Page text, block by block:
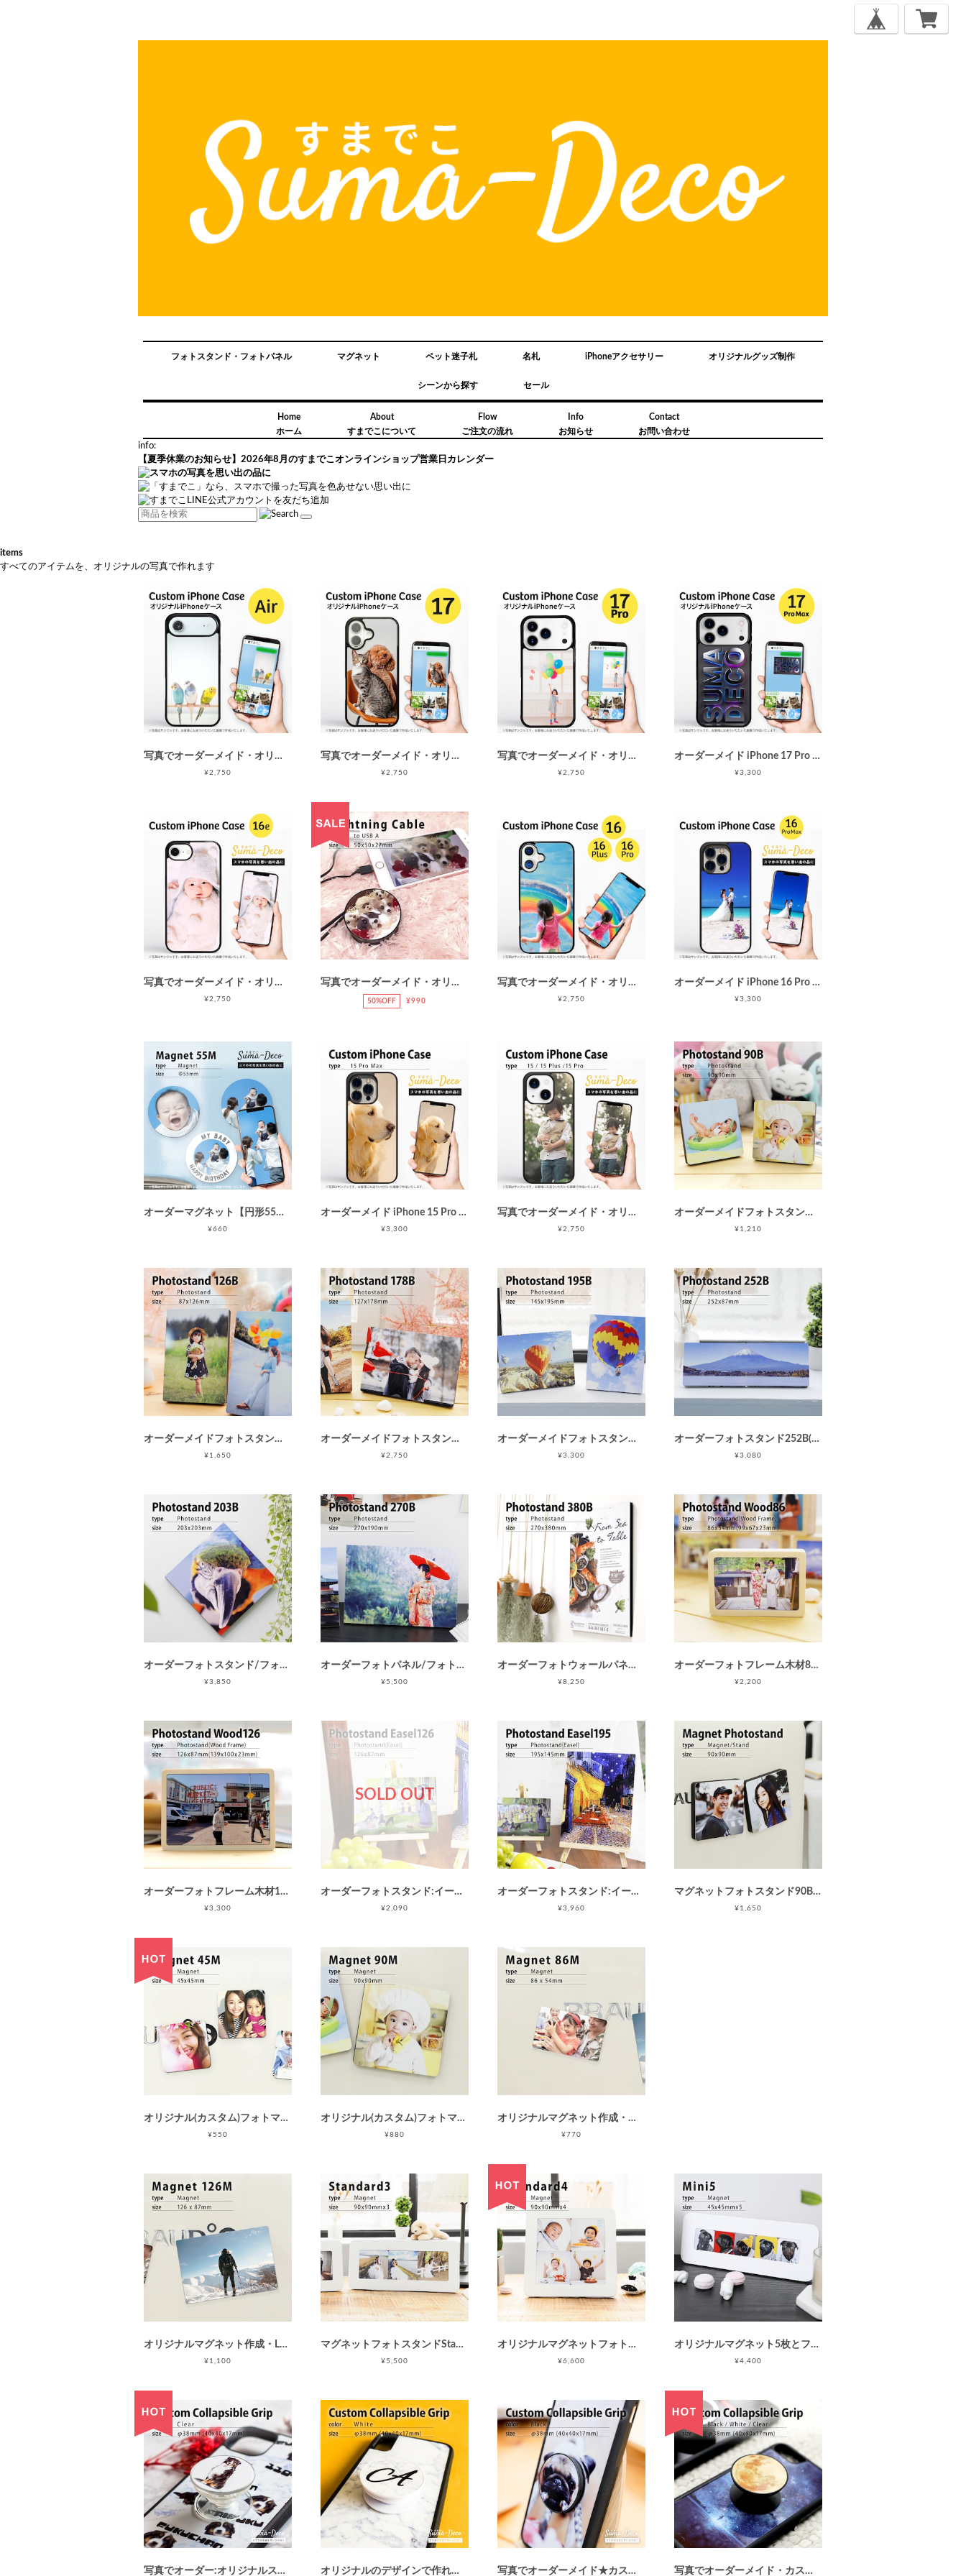
フォトスタンド・フォトパネル マグネット ペット迷子札 名札 iPhoneアクセサリー オリジナルグッズ制作
シーンから探す セール
Home
ホーム
About
すまでこについて
Flow
ご注文の流れ
Info
お知らせ
Contact
お問い合わせ
info:
【夏季休業のお知らせ】2026年8月のすまでこオンラインショップ営業日カレンダー
items
すべてのアイテムを、オリジナルの写真で作れます
写真でオーダーメイド・オリジナルiPhone Air ケース(カバー) /カスタムオーダー/ソフト・ハードハイブリッドiPhoneケース/写真プリント/指紋防止
¥2,750
写真でオーダーメイド・オリジナルiPhone 17ケース(カバー) /カスタムオーダー/ソフト・ハードハイブリッドiPhoneケース/写真プリント/指紋防止
¥2,750
写真でオーダーメイド・オリジナルiPhone17 Pro ケース(カバー) /カスタムオーダー/ソフト・ハードハイブリッドiPhoneケース/写真プリント/指紋防止
¥2,750
オーダーメイド iPhone 17 Pro Maxケース (iPhoneカバー) / カスタムオーダー / ソフト・ハードハイブリッドiPhoneケース/写真プリント/指紋防止 / 父の日 / 母の日 / 敬老の日
¥3,300
写真でオーダーメイド・オリジナルiPhone 16e ケース(カバー) /カスタムオーダー/ソフト・ハードハイブリッドiPhoneケース/写真プリント/指紋防止
¥2,750
写真でオーダーメイド・オリジナルLightning-USB(A) [卒業プレゼントに] 充電・データ転送ケーブル / 巻き取りケーブル / リール式ケーブル / カスタムオーダー / 写真プリント / ライトニングケーブル / iPhone用ケーブル
50%OFF ¥990
写真でオーダーメイド・オリジナルiPhone16 / 16 Pro / 16 Plus ケース(カバー) /カスタムオーダー/ソフト・ハードハイブリッドiPhoneケース/写真プリント/指紋防止
¥2,750
オーダーメイド iPhone 16 Pro Maxケース (iPhoneカバー) / カスタムオーダー / ソフト・ハードハイブリッドiPhoneケース/写真プリント/指紋防止
¥3,300
オーダーマグネット【円形55M】(直径55mm正円) ラウンド型カスタムマグネット/グリッター入りアルミマグネット/1枚から注文OK/マグネット印刷/マグネット制作/オリジナルマグネット作成/スマホの写真でマグネットが作れる！/アルミプレートで丈夫 / 母の日 父の日 敬老の日
¥660
オーダーメイド iPhone 15 Pro Maxケース (iPhoneカバー) / カスタムオーダー / ソフト・ハードハイブリッドiPhoneケース/写真プリント/指紋防止
¥3,300
写真でオーダーメイド・オリジナルiPhone15 / 15 Pro / 15 Plus ケース(カバー) /カスタムオーダー/ソフト・ハードハイブリッドiPhoneケース/写真プリント/指紋防止
¥2,750
オーダーメイドフォトスタンド90B(正方形/S/枠なし)/Instagram印刷などに最適 / ラメフォトプリント / キラキラ / オンラインフォトプリント / 母の日 父の日 敬老の日
¥1,210
オーダーメイドフォトスタンド126B(L判相当/枠なし) フォトパネル | フォトプリント | ラメ / グリッター 写真プリント / 母の日 父の日 敬老の日
¥1,650
オーダーメイドフォトスタンド178B(2L判相当/枠なし) フォトパネル | 写真プリント | グリッター /ラメフォトプリントサービス / 記念日のプレゼント / 父の日 / 母の日 / 敬老の日 / こどもの日
¥2,750
オーダーメイドフォトスタンド195B(195mm x 145mm / 枠なし / A5より少し小さいサイズ) フォトパネル | フォトプリント | ラメ・グリッター加工 写真プリント / 母の日 父の日 敬老の日
¥3,300
オーダーフォトスタンド252B(パノラマ/P判サイズ/枠なし)/パノラマサイズのフォトプリント | フォトパネル | 写真プリント
¥3,080
オーダーフォトスタンド/フォトウォールパネル203B(正方形/L/枠なし/壁掛け兼用) / アートパネル / ネットフォトプリント / ラメあり / 母の日 父の日 敬老の日
¥3,850
オーダーフォトパネル/フォトスタンド270B(A4-/枠なし)/写真のネットプリント/アートパネル / 母の日 父の日 敬老の日
¥5,500
オーダーフォトウォールパネル/アートパネル380B(3L/八ツ切サイズ/枠なし/壁掛けタイプ)結婚式/ウェディング/ウェルカムボード/写真プリント
¥8,250
オーダーフォトフレーム木材86(木目フレームS)/ウッドフォトフレーム/写真プリント / 父の日 母の日 敬老の日
¥2,200
オーダーフォトフレーム木材126(木目フレームM/L判相当)/ウッドフォトフレーム/写真プリント / 母の日 父の日 敬老の日
¥3,300
SOLD OUT
オーダーフォトスタンド:イーゼル126(Sサイズ/L判相当/126×87mm)/写真プリント
¥2,090
オーダーフォトスタンド:イーゼル195(Lサイズ/195×145mm)/オンライン写真プリント
¥3,960
マグネットフォトスタンド90BM(マグネット付フォトスタンド/90×90mm正方形)/Instagram印刷などに最適 / 母の日 父の日 敬老の日
¥1,650
オリジナル(カスタム)フォトマグネット45M(45×45mm正方形)/Instagram印刷などに最適 / 母の日 父の日 敬老の日
¥550
オリジナル(カスタム)フォトマグネット90M(90×90mm正方形)/Instagram印刷などに最適
¥880
オリジナルマグネット作成・名刺サイズ86M(86×54mm)/マグネット印刷/スマホの写真でマグネットが作れる！/アルミプレートで丈夫 / 母の日 父の日 敬老の日
¥770
オリジナルマグネット作成・L判写真サイズ126M(126×87mm)/マグネット印刷/アルミプレートで丈夫 / 母の日 父の日 敬老の日
¥1,100
マグネットフォトスタンドStandard3(ホワイトフォトフレーム/90x90mmマグネット3枚セット)/Instagram印刷などに最適/オンラインプリント/写真印刷 / 母の日 父の日 敬老の日
¥5,500
オリジナルマグネットフォトスタンド「Standard4」- 出産祝い・誕生日プレゼント・卒業プレゼント・ギフトに (ホワイトフォトフレーム/90x90mmマグネット4枚セット)/ベビー写真/Instagram印刷などに最適/オンラインプリント/写真印刷 / 母の日 父の日 敬老の日
¥6,600
オリジナルマグネット5枚とフォトスタンドのセット「Mini5」【マグネットが買い足しできる】- 出産祝い・卒アル・誕生日プレゼント・成長記録に- (ホワイトフォトフレーム/45x45mmマグネット5枚セット) Instagram印刷などに最適/ベビー写真/写真印刷/オンラインプリント / 母の日 父の日 敬老の日
¥4,400
写真でオーダー:オリジナルスマホグリップ /クリアカラー スマホソケット / iPhone グリップスタンド/ スマホリング オリジナルのデザインで作れるスマホグリップ：ホワイト / スマホソケット / iPhone グリップスタンド/ スマホリング 写真でオーダーメイド★カスタムスマホグリップ(ブラック) / スマホソケット / iPhone グリップスタンド/ スマホリング 写真でオーダーメイド・カスタム(オリジナル)スマホグリップ(ブラック/ホワイト/クリア) / スマホソケット / iPhone グリップスタンド/ スマホリング